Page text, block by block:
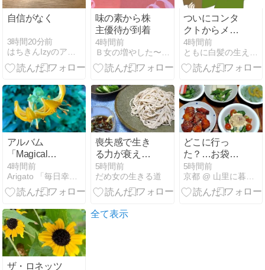
自信がなく
3時間20分前
はちきんIzyのアメリカ丼 Part２
味の素から株
主優待が到着
4時間前
Ｂ女の増やした〜い投資生活
ついにコンタ
クトからメガ
ネへ替え時
か？
4時間前
ともに白髪の生えるまで
アルバム
「Magical
Mystery Tour」
8月8日は何の
日？（アビイ
歩道写真の
日！ ）
4時間前
Arigato 「毎日幸せを感じる」懐かしい曲、思い出、終活
喪失感で生き
る力が衰えて
きたので、家
から離れる
5時間前
だめ女の生きる道
どこに行っ
た？…お袋の
ズボン下
5時間前
京都 @ 山里に暮らす
ザ・ロネッツ
全て表示